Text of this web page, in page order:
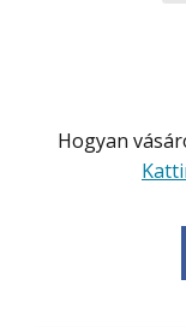
Hogyan